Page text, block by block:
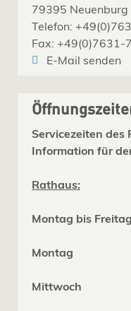
79395 Neuenburg
Telefon:
Fax: +49(0)7631-
E-Mail senden
Servicezeiten des
Information für
Rathaus:
Montag bis
Montag
Mittwoch